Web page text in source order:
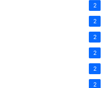
2
2
2
2
2
2